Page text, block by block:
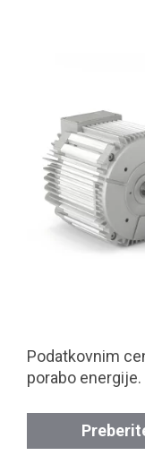
Podatkovnim
porabo energije.